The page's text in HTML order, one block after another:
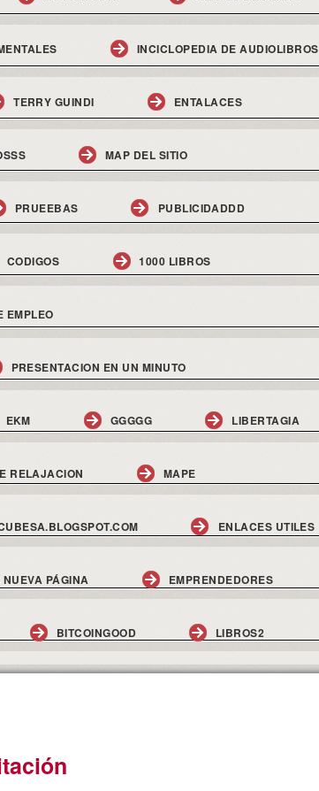
INCICLOPEDIA DE AUDIOLIBROS
TERRY GUINDI ENTALACES
MAP DEL SITIO
PRUEEBAS PUBLICIDADDD
CODIGOS 1000 LIBROS
EMPLEO
PRESENTACION EN UN MINUTO
EKM GGGGG LIBERTAGIA
RELAJACION MAPE
ENLACES UTILES
PÁGINA EMPRENDEDORES
BITCOINGOOD LIBROS2